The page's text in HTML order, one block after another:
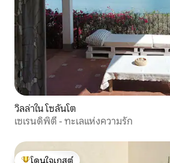
วิลล่าใน โซลันโต
เซเรนดิพิตี้ - ทะเลแห่งความรัก
โดนใจเกสต์